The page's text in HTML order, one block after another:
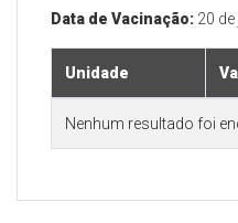
Data de Vacinação: 20
Unidade
Nenhum resultado foi